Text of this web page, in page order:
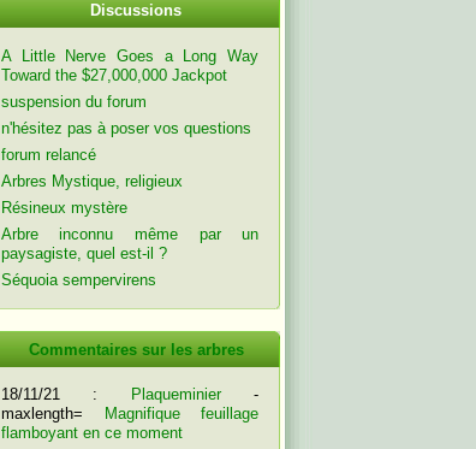
Discussions
A Little Nerve Goes a Long Way
Toward the $27,000,000 Jackpot
suspension du forum
n'hésitez pas à poser vos questions
forum relancé
Arbres Mystique, religieux
Résineux mystère
Arbre inconnu même par un
paysagiste, quel est-il ?
Séquoia sempervirens
Commentaires sur les arbres
18/11/21 : Plaqueminier-
maxlength=
Magnifique feuillage
flamboyant en ce moment